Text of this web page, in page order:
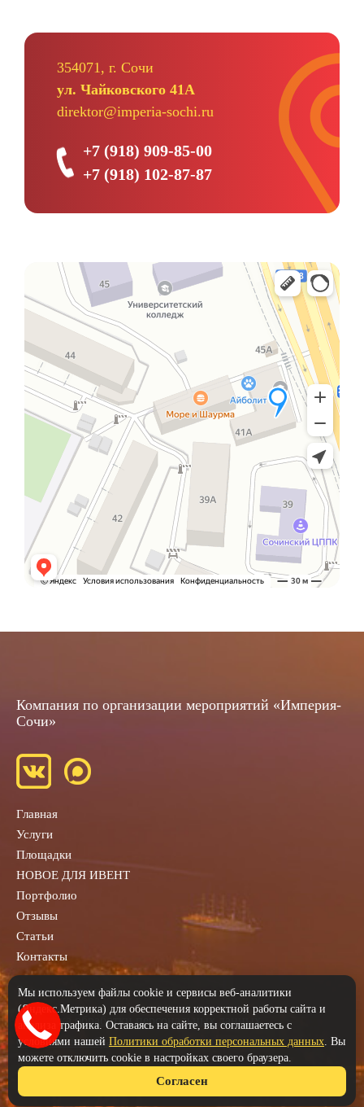
354071, г. Сочи
ул. Чайковского 41А
direktor@imperia-sochi.ru
+7 (918) 909-85-00
+7 (918) 102-87-87
Компания по организации мероприятий «Империя-
Сочи»
Главная
Услуги
Площадки
НОВОЕ ДЛЯ ИВЕНТ
Портфолио
Отзывы
Статьи
Контакты
Заказать звонок
Политика обработки персональных данных
Согласие на обработку персональных данных
Мы используем файлы cookie и сервисы веб-аналитики
(Яндекс.Метрика) для обеспечения корректной работы сайта и
анализа трафика. Оставаясь на сайте, вы соглашаетесь с
условиями нашей Политики обработки персональных данных. Вы
можете отключить cookie в настройках своего браузера.
Согласен